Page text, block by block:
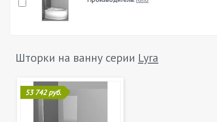
Шторки на ванну серии Lyra
53 742 руб.